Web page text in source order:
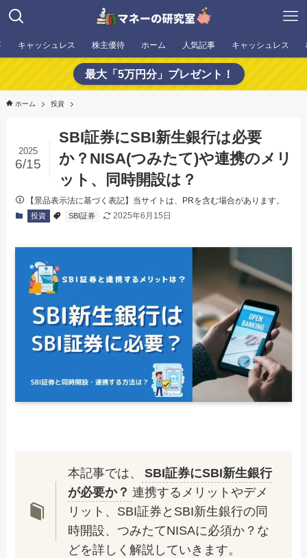
キャッシュレス 株主優待 ホーム 人気記事 キャッシュレス
最大「5万円分」プレゼント！
ホーム 投資
SBI証券にSBI新生銀行は必要
か？NISA(つみたて)や連携のメリ
ット、同時開設は？
2025
6/15
【景品表示法に基づく表記】当サイトは、PRを含む場合があります。
投資 SBI証券 2025年6月15日
本記事では、
SBI証券にSBI新生銀行
が必要か？ 連携するメリットやデメ
リット、SBI証券とSBI新生銀行の同
時開設、つみたてNISAに必須か？な
どを詳しく解説していきます。